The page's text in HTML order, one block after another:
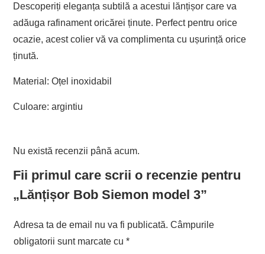
Descoperiți eleganța subtilă a acestui lănțișor care va
adăuga rafinament oricărei ținute. Perfect pentru orice
ocazie, acest colier vă va complimenta cu ușurință orice
ținută.
Material: Oțel inoxidabil
Culoare: argintiu
Nu există recenzii până acum.
Fii primul care scrii o recenzie pentru
„Lănțișor Bob Siemon model 3”
Adresa ta de email nu va fi publicată. Câmpurile
obligatorii sunt marcate cu *